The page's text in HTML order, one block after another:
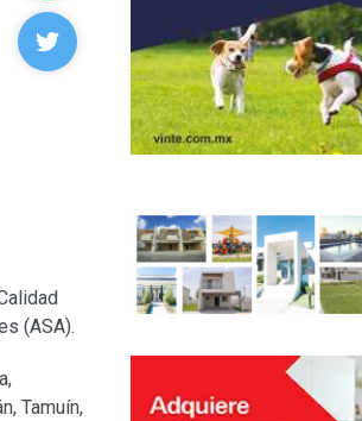
(ASA).
Tamuín,